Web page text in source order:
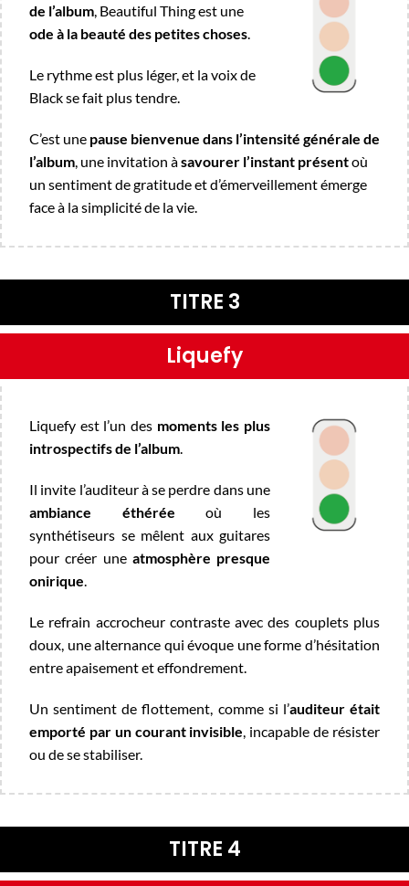
de l’album, Beautiful Thing est une
ode à la beauté des petites choses.
Le rythme est plus léger, et la voix de
Black se fait plus tendre.
C’est une pause bienvenue dans l’intensité générale de
l’album, une invitation àsavourer l’instant présentoù
un sentiment de gratitude et d’émerveillement émerge
face à la simplicité de la vie.
TITRE 3
Liquefy
Liquefy est l’un des moments les plus
introspectifs de l’album.
Il invite l’auditeur à se perdre dans une
ambiance éthérée où les
synthétiseurs se mêlent aux guitares
pour créer une atmosphère presque
onirique.
Le refrain accrocheur contraste avec des couplets plus
doux, une alternance qui évoque une forme d’hésitation
entre apaisement et effondrement.
Un sentiment de flottement, comme si l’auditeur était
emporté par un courant invisible, incapable de résister
ou de se stabiliser.
TITRE 4